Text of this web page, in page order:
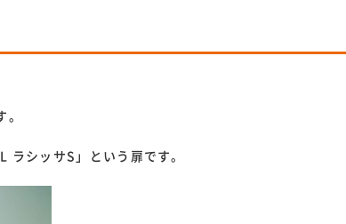
。
ラシッサS」という扉です。